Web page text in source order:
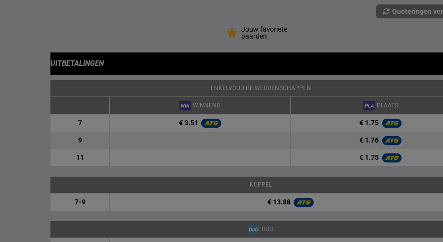
Quoteringen
Jouw favoriete
paarden
UITBETALINGEN
ENKELVOUDIGE WEDDENSCHAPPEN
WINNEND PLAATS
7 € 3.51 € 1.75
9 € 1.76
11 € 1.75
KOPPEL
7-9 € 13.88
DUO